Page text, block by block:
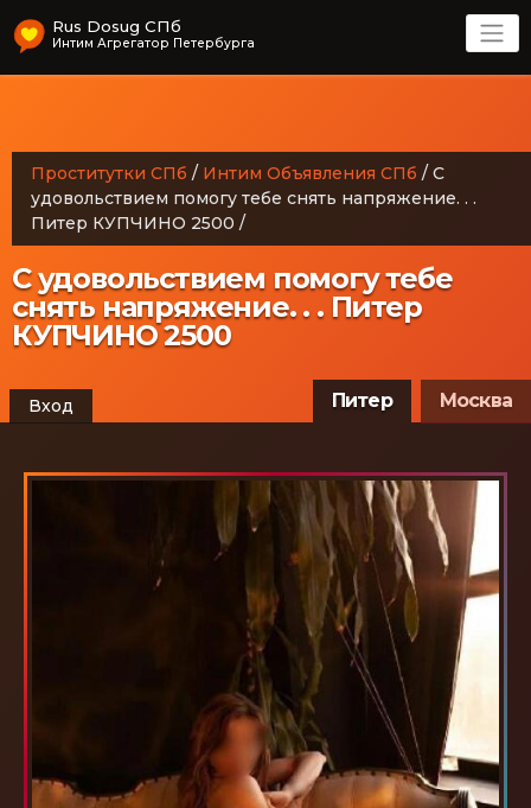
Rus Dosug СПб
Проститутки СПб / Интим Объявления СПб / С
удовольствием помогу тебе снять напряжение. . .
Питер КУПЧИНО 2500 /
С удовольствием помогу тебе
снять напряжение. . . Питер
КУПЧИНО 2500
Вход Москва
Питер